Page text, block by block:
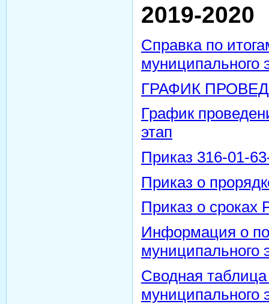
2019-2020
Справка по
ГРАФИК
График
этап
Приказ 316-01-
Приказ о
Приказ о сроках
Информация о
муниципального
Сводная таблица
муниципального